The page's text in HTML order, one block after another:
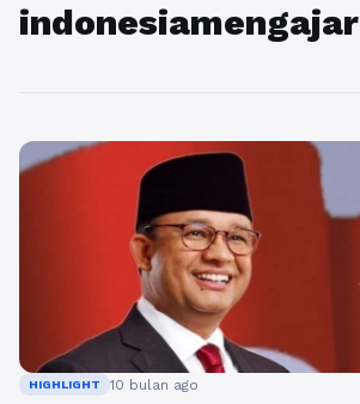
indonesiamengajar
HIGHLIGHT 10 bulan ago